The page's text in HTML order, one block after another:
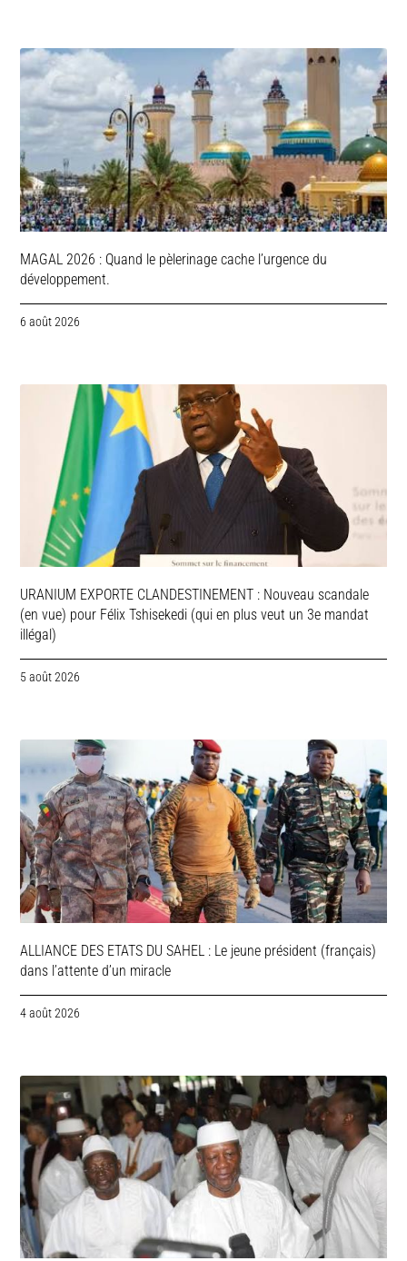
MAGAL 2026 : Quand le pèlerinage cache l’urgence du
développement.
6 août 2026
URANIUM EXPORTE CLANDESTINEMENT : Nouveau scandale
(en vue) pour Félix Tshisekedi (qui en plus veut un 3e mandat
illégal)
5 août 2026
ALLIANCE DES ETATS DU SAHEL : Le jeune président (français)
dans l’attente d’un miracle
4 août 2026